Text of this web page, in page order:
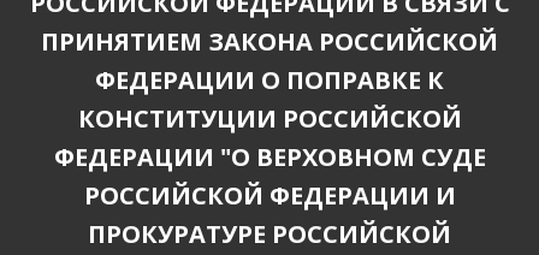
ПРИНЯТИЕМ ЗАКОНА РОССИЙСКОЙ
ФЕДЕРАЦИИ О ПОПРАВКЕ К
КОНСТИТУЦИИ РОССИЙСКОЙ
ФЕДЕРАЦИИ "О ВЕРХОВНОМ СУДЕ
РОССИЙСКОЙ ФЕДЕРАЦИИ И
ПРОКУРАТУРЕ РОССИЙСКОЙ